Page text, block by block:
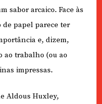
sabor arcaico. Face às
de papel parece ter
e, dizem,
ao trabalho (ou ao
impressas.
Aldous Huxley,